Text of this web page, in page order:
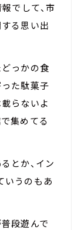
でして、市
る思い出
っかの食
た駄菓子
らないよ
集めてる
とか、イン
いうのもあ
段遊んで